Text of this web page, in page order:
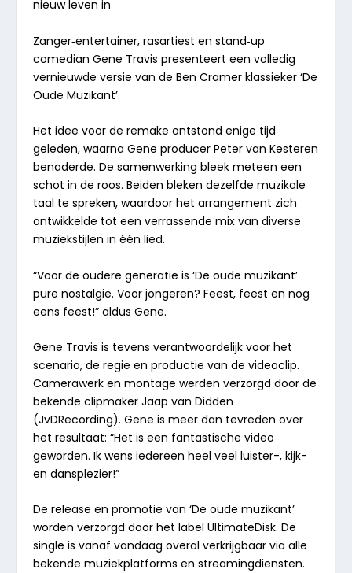
nieuw leven in
Zanger‑entertainer, rasartiest en stand‑up
comedianGene Travispresenteert een volledig
vernieuwde versie van de Ben Cramer klassieker‘De
Oude Muzikant’.
Het idee voor de remake ontstond enige tijd
geleden, waarna Gene producerPeter van Kesteren
benaderde. De samenwerking bleek meteen een
schot in de roos. Beiden bleken dezelfde muzikale
taal te spreken, waardoor het arrangement zich
ontwikkelde tot een verrassende mix van diverse
muziekstijlen in één lied.
“Voor de oudere generatie is‘De oude muzikant’
pure nostalgie. Voor jongeren? Feest, feest en nog
eens feest!”aldus Gene.
Gene Travis is tevens verantwoordelijk voor het
scenario, de regie en productie van de videoclip.
Camerawerk en montage werden verzorgd door de
bekende clipmakerJaap van Didden
(JvDRecording). Gene is meer dan tevreden over
het resultaat:“Het is een fantastische video
geworden. Ik wens iedereen heel veel luister-, kijk-
en dansplezier!”
De release en promotie van‘De oude muzikant’
worden verzorgd door het labelUltimateDisk. De
single is vanaf vandaag overal verkrijgbaar via alle
bekende muziekplatforms en streamingdiensten.